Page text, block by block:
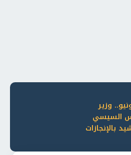
ثورة 30 يونيو.. وزير
السيسي
بالإنجازات